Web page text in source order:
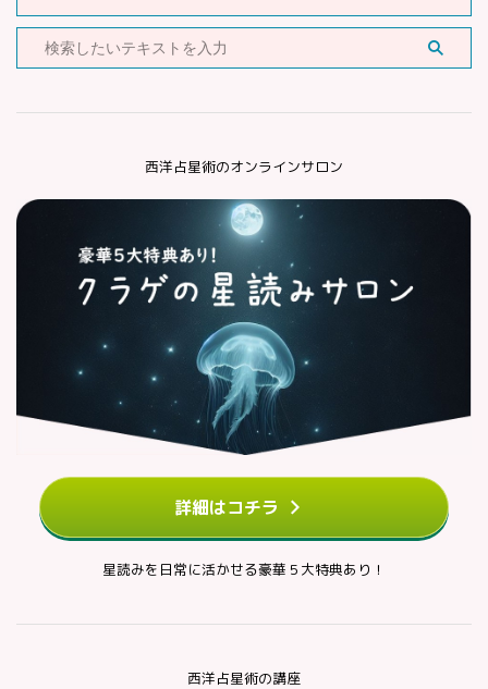
西洋占星術のオンラインサロン
詳細はコチラ
星読みを日常に活かせる豪華５大特典あり！
西洋占星術の講座